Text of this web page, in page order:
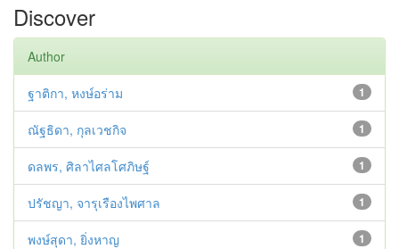
Discover
Author
1
ฐาติกา, หงษ์อร่าม
1
ณัฐธิดา, กุลเวชกิจ
1
ดลพร, ศิลาไศลโศภิษฐ์
1
ปรัชญา, จารุเรืองไพศาล
1
พงษ์สุดา, ยิ่งหาญ